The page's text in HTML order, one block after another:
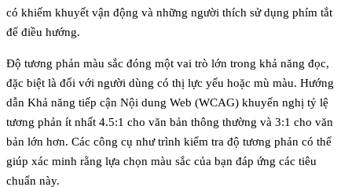
có khiếm khuyết vận động và những người thích sử dụng phím tắt
để điều hướng.
Độ tương phản màu sắc đóng một vai trò lớn trong khả năng đọc,
đặc biệt là đối với người dùng có thị lực yếu hoặc mù màu. Hướng
dẫn Khả năng tiếp cận Nội dung Web (WCAG) khuyến nghị tỷ lệ
tương phản ít nhất 4.5:1 cho văn bản thông thường và 3:1 cho văn
bản lớn hơn. Các công cụ như trình kiểm tra độ tương phản có thể
giúp xác minh rằng lựa chọn màu sắc của bạn đáp ứng các tiêu
chuẩn này.